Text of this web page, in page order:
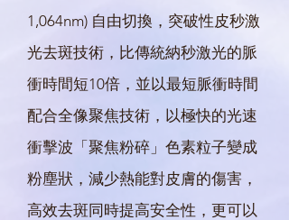
1,064nm) 自由切換，突破性皮秒激
光去斑技術，比傳統納秒激光的脈
衝時間短10倍，並以最短脈衝時間
配合全像聚焦技術，以極快的光速
衝擊波「聚焦粉碎」色素粒子變成
粉塵狀，減少熱能對皮膚的傷害，
高效去斑同時提高安全性，更可以